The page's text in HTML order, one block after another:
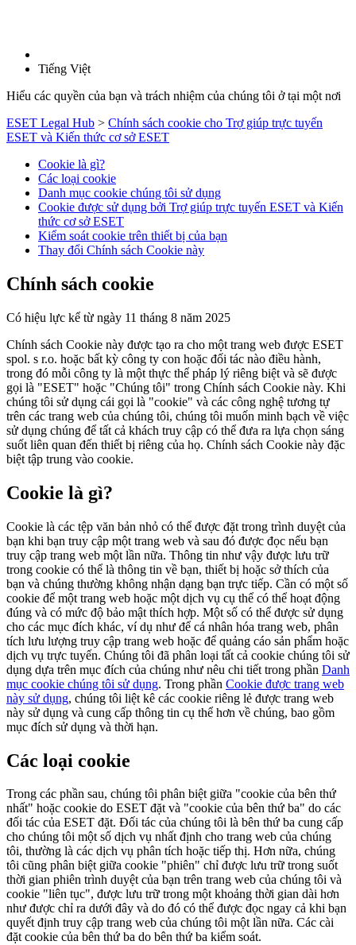
Tiếng Việt
Hiểu các quyền của bạn và trách nhiệm của chúng tôi ở tại một nơi
ESET Legal Hub > Chính sách cookie cho Trợ giúp trực tuyến
ESET và Kiến thức cơ sở ESET
Cookie là gì?
Các loại cookie
Danh mục cookie chúng tôi sử dụng
Cookie được sử dụng bởi Trợ giúp trực tuyến ESET và Kiến
thức cơ sở ESET
Kiểm soát cookie trên thiết bị của bạn
Thay đổi Chính sách Cookie này
Chính sách cookie
Có hiệu lực kể từ ngày 11 tháng 8 năm 2025
Chính sách Cookie này được tạo ra cho một trang web được ESET
spol. s r.o. hoặc bất kỳ công ty con hoặc đối tác nào điều hành,
trong đó mỗi công ty là một thực thể pháp lý riêng biệt và sẽ được
gọi là "ESET" hoặc "Chúng tôi" trong Chính sách Cookie này. Khi
chúng tôi sử dụng cái gọi là "cookie" và các công nghệ tương tự
trên các trang web của chúng tôi, chúng tôi muốn minh bạch về việc
sử dụng chúng để tất cả khách truy cập có thể đưa ra lựa chọn sáng
suốt liên quan đến thiết bị riêng của họ. Chính sách Cookie này đặc
biệt tập trung vào cookie.
Cookie là gì?
Cookie là các tệp văn bản nhỏ có thể được đặt trong trình duyệt của
bạn khi bạn truy cập một trang web và sau đó được đọc nếu bạn
truy cập trang web một lần nữa. Thông tin như vậy được lưu trữ
trong cookie có thể là thông tin về bạn, thiết bị hoặc sở thích của
bạn và chúng thường không nhận dạng bạn trực tiếp. Cần có một số
cookie để một trang web hoặc một dịch vụ cụ thể có thể hoạt động
đúng và có mức độ bảo mật thích hợp. Một số có thể được sử dụng
cho các mục đích khác, ví dụ như để cá nhân hóa trang web, phân
tích lưu lượng truy cập trang web hoặc để quảng cáo sản phẩm hoặc
dịch vụ trực tuyến. Chúng tôi đã phân loại tất cả cookie chúng tôi sử
dụng dựa trên mục đích của chúng như nêu chi tiết trong phần Danh
mục cookie chúng tôi sử dụng. Trong phần Cookie được trang web
này sử dụng, chúng tôi liệt kê các cookie riêng lẻ được trang web
này sử dụng và cung cấp thông tin cụ thể hơn về chúng, bao gồm
mục đích sử dụng và thời hạn.
Các loại cookie
Trong các phần sau, chúng tôi phân biệt giữa "cookie của bên thứ
nhất" hoặc cookie do ESET đặt và "cookie của bên thứ ba" do các
đối tác của ESET đặt. Đối tác của chúng tôi là bên thứ ba cung cấp
cho chúng tôi một số dịch vụ nhất định cho trang web của chúng
tôi, thường là các dịch vụ phân tích hoặc tiếp thị. Hơn nữa, chúng
tôi cũng phân biệt giữa cookie "phiên" chỉ được lưu trữ trong suốt
thời gian phiên trình duyệt của bạn trên trang web của chúng tôi và
cookie "liên tục", được lưu trữ trong một khoảng thời gian dài hơn
như được chỉ ra dưới đây và do đó có thể được đọc ngay cả khi bạn
quyết định truy cập trang web của chúng tôi một lần nữa. Các cài
đặt cookie của bên thứ ba do bên thứ ba kiểm soát.